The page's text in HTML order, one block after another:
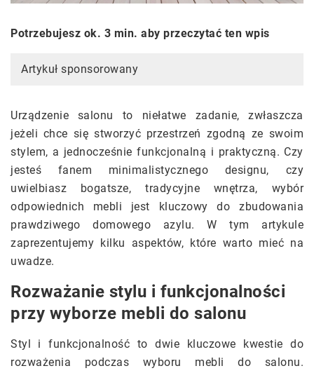
Potrzebujesz ok. 3 min. aby przeczytać ten wpis
Artykuł sponsorowany
Urządzenie salonu to niełatwe zadanie, zwłaszcza
jeżeli chce się stworzyć przestrzeń zgodną ze swoim
stylem, a jednocześnie funkcjonalną i praktyczną. Czy
jesteś fanem minimalistycznego designu, czy
uwielbiasz bogatsze, tradycyjne wnętrza, wybór
odpowiednich mebli jest kluczowy do zbudowania
prawdziwego domowego azylu. W tym artykule
zaprezentujemy kilku aspektów, które warto mieć na
uwadze.
Rozważanie stylu i funkcjonalności
przy wyborze mebli do salonu
Styl i funkcjonalność to dwie kluczowe kwestie do
rozważenia podczas wyboru mebli do salonu.